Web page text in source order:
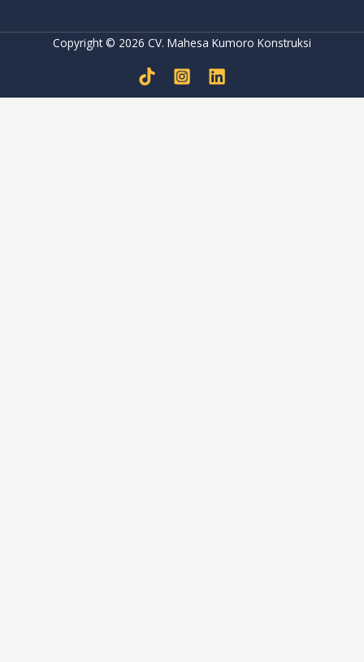
Copyright © 2026 CV. Mahesa Kumoro Konstruksi